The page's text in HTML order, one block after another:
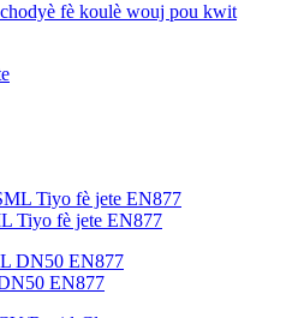
fè koulè wouj pou kwit
Tiyo fè jete EN877
EN877